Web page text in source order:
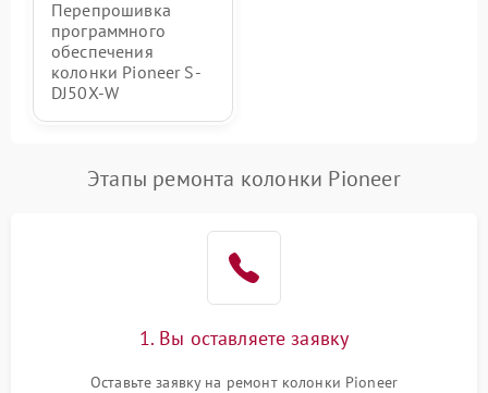
Перепрошивка
программного
обеспечения
колонки Pioneer S-
DJ50X-W
Этапы ремонта колонки Pioneer
1. Вы оставляете заявку
Оставьте заявку на ремонт колонки Pioneer